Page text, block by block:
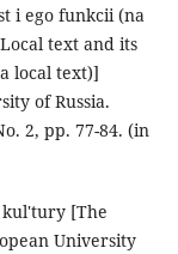
i ego funkcii (na
text and its
local text)]
of Russia.
2, pp. 77-84. (in
kul'tury [The
University